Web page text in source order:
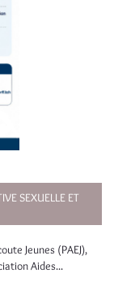
SEXUELLE ET
Jeunes (PAEJ),
Aides...